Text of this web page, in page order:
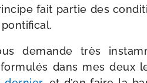
fait par­tie des
demande très
dans mes deux